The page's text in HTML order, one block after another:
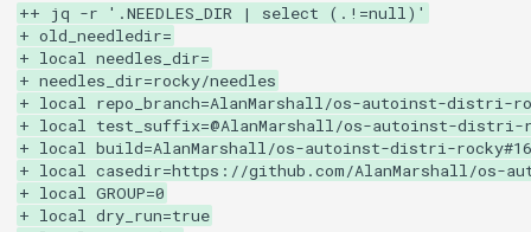
++ jq -r '.NEEDLES_DIR | select (.!=null)'
+ old_needledir=
+ local needles_dir=
+ needles_dir=rocky/needles
+ local repo_branch=AlanMarshall/os-autoinst-distri-
+ local test_suffix=@AlanMarshall/os-autoinst-distri-
+ local build=AlanMarshall/os-autoinst-distri-
+ local casedir=https://github.com/AlanMarshall/os-
+ local GROUP=0
+ local dry_run=true